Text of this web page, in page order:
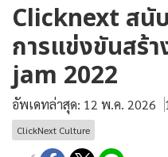
Clicknext สนั
การแข่งขันสร้
jam 2022
อัพเดทล่าสุด: 12 พ.ค. 2026
ClickNext Culture